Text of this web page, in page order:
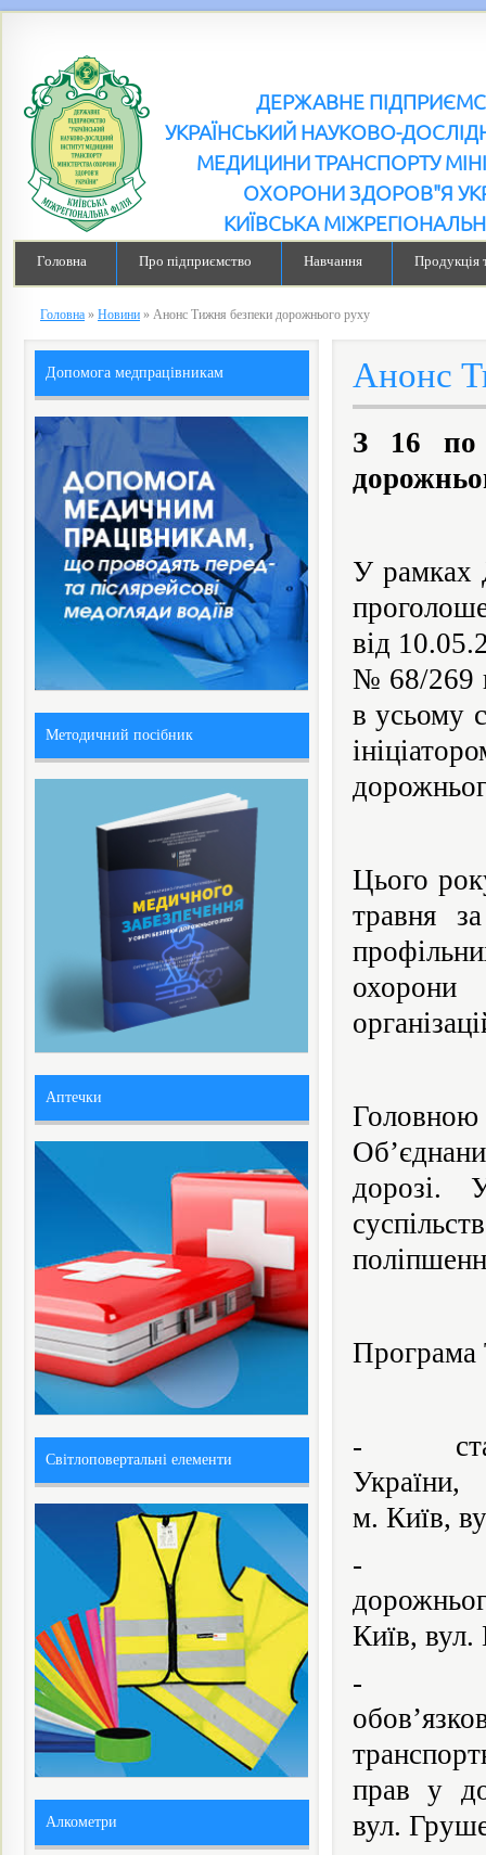
ДЕРЖАВНЕ
УКРАЇНСЬКИЙ НАУКОВО-
МЕДИЦИНИ ТРАНСПОРТУ
ОХОРОНИ ЗДОРОВ"Я
КИЇВСЬКА
Головна Про підприємство Навчання Продукція
Головна » Новини » Анонс Тижня безпеки дорожнього руху
Анонс
З 16 по
У рамках
від
№ 68/269
в усьому
Цього
травня
охорони
дорозі.
Програма
-
України,
м. Київ,
-
Київ, вул.
-
прав у
вул.
Допомога медпрацівникам
Методичний посібник
Аптечки
Світлоповертальні елементи
Алкометри